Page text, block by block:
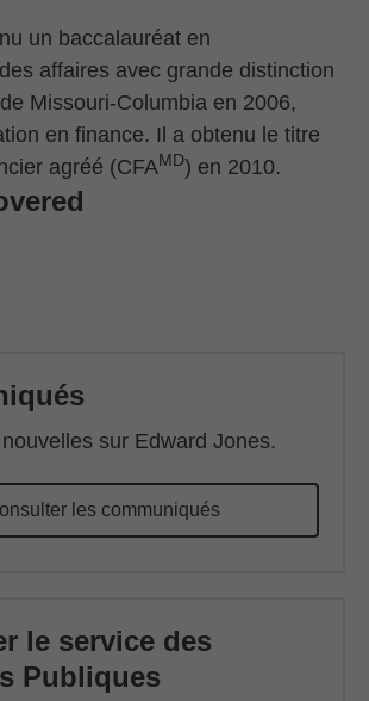
un baccalauréat en
affaires avec grande distinction
Missouri-Columbia en 2006,
en finance. Il a obtenu le titre
agréé (CFAMD) en 2010.
sur Edward Jones.
les communiqués
le service des
Publiques